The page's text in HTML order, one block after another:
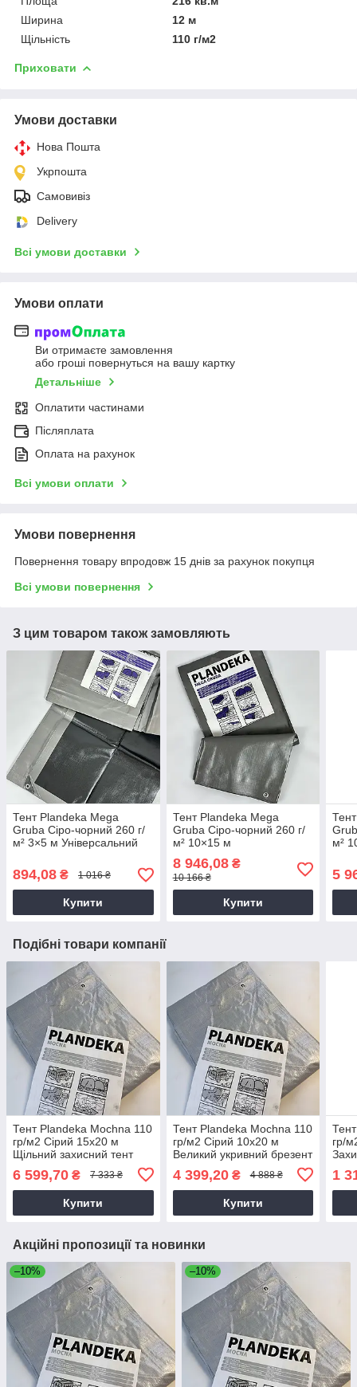
Ширина
12 м
Щільність
110 г/м2
Приховати
Умови доставки
Нова Пошта
Укрпошта
Самовивіз
Delivery
Всі умови доставки
Умови оплати
Ви отримаєте замовлення
або гроші повернуться на вашу картку
Детальніше
Оплатити частинами
Післяплата
Оплата на рахунок
Всі умови оплати
Умови повернення
Повернення товару впродовж 15 днів за рахунок покупця
Всі умови повернення
З цим товаром також замовляють
Тент Plandeka Mega
Gruba Сіро-чорний 260 г/
м² 3×5 м Універсальний
894,08 ₴ 1 016 ₴
Купити
Тент Plandeka Mega
Gruba Сіро-чорний 260 г/
м² 10×15 м
покривний тент
8 946,08₴
10 166 ₴
Купити
м²
5
Подібні товари компанії
Тент Plandeka Мосhnа 110
гр/м2 Сірий 15х20 м
Щільний захисний тент
тент
6 599,70 ₴ 7 333 ₴
Купити
Тент Plandeka Мосhnа 110
гр/м2 Сірий 10х20 м
Великий укривний брезент
4 399,20₴ 4 888 ₴
Купити
гр/
1
Акційні пропозиції та новинки
–10% –10%